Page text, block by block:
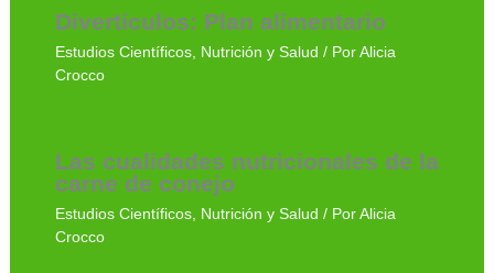
Divertículos: Plan alimentario
Estudios Científicos, Nutrición y Salud / Por Alicia
Crocco
Las cualidades nutricionales de la
carne de conejo
Estudios Científicos, Nutrición y Salud / Por Alicia
Crocco